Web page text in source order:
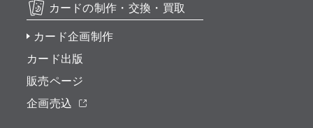
カードの制作・交換・買取
カード企画制作
カード出版
販売ページ
企画売込